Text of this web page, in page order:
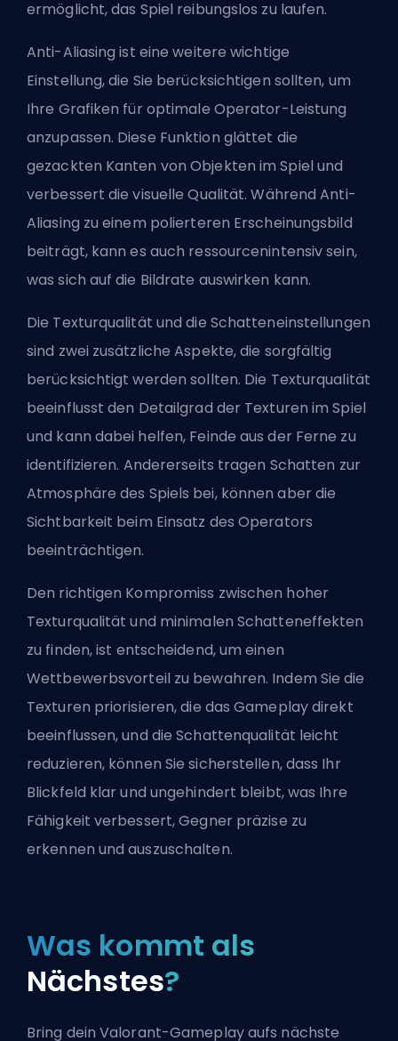
ermöglicht, das Spiel reibungslos zu laufen.
Anti-Aliasing ist eine weitere wichtige
Einstellung, die Sie berücksichtigen sollten, um
Ihre Grafiken für optimale Operator-Leistung
anzupassen. Diese Funktion glättet die
gezackten Kanten von Objekten im Spiel und
verbessert die visuelle Qualität. Während Anti-
Aliasing zu einem polierteren Erscheinungsbild
beiträgt, kann es auch ressourcenintensiv sein,
was sich auf die Bildrate auswirken kann.
Die Texturqualität und die Schatteneinstellungen
sind zwei zusätzliche Aspekte, die sorgfältig
berücksichtigt werden sollten. Die Texturqualität
beeinflusst den Detailgrad der Texturen im Spiel
und kann dabei helfen, Feinde aus der Ferne zu
identifizieren. Andererseits tragen Schatten zur
Atmosphäre des Spiels bei, können aber die
Sichtbarkeit beim Einsatz des Operators
beeinträchtigen.
Den richtigen Kompromiss zwischen hoher
Texturqualität und minimalen Schatteneffekten
zu finden, ist entscheidend, um einen
Wettbewerbsvorteil zu bewahren. Indem Sie die
Texturen priorisieren, die das Gameplay direkt
beeinflussen, und die Schattenqualität leicht
reduzieren, können Sie sicherstellen, dass Ihr
Blickfeld klar und ungehindert bleibt, was Ihre
Fähigkeit verbessert, Gegner präzise zu
erkennen und auszuschalten.
Was kommt als
Nächstes?
Bring dein Valorant-Gameplay aufs nächste